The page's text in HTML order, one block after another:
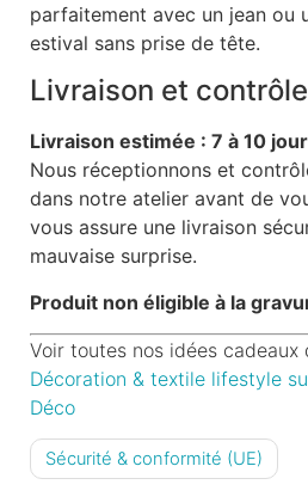
parfaitement avec un jean ou
estival sans prise de tête.
Livraison et
Livraison estimée : 7 à 10
Nous réceptionnons et
dans notre atelier avant de
vous assure une livraison
mauvaise surprise.
Produit non éligible à la
Voir toutes nos idées
Décoration & textile lifestyle
Déco
Sécurité & conformité (UE)